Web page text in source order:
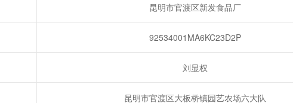
昆明市官渡区新发食品厂
92534001MA6KC23D2P
刘显权
昆明市官渡区大板桥镇园艺农场六大队